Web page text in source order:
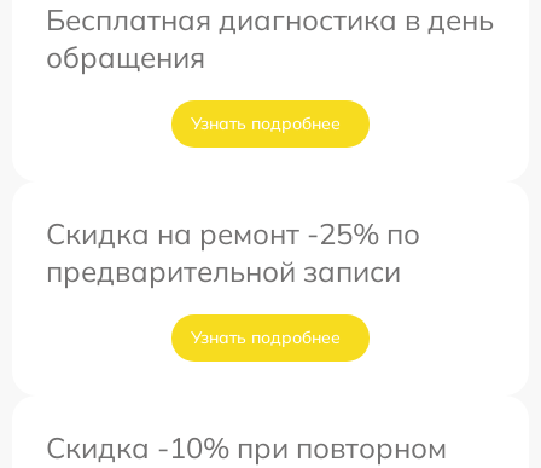
Бесплатная диагностика в день
обращения
Узнать подробнее
Скидка на ремонт -25% по
предварительной записи
Узнать подробнее
Скидка -10% при повторном